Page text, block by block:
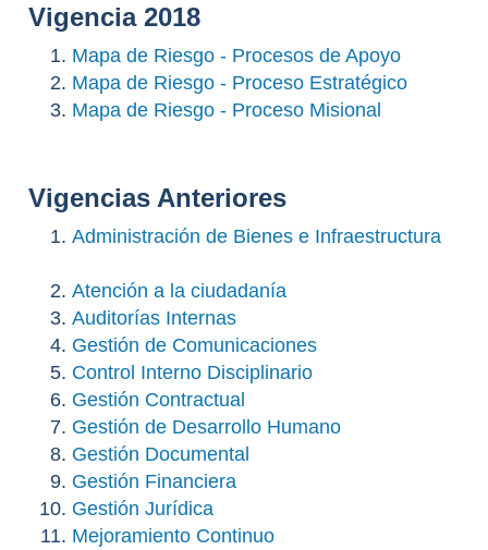
Vigencia 2018
Mapa de Riesgo - Procesos de Apoyo
Mapa de Riesgo - Proceso Estratégico
Mapa de Riesgo - Proceso Misional
Vigencias Anteriores
Administración de Bienes e Infraestructura
Atención a la ciudadanía
Auditorías Internas
Gestión de Comunicaciones
Control Interno Disciplinario
Gestión Contractual
Gestión de Desarrollo Humano
Gestión Documental
Gestión Financiera
Gestión Jurídica
Mejoramiento Continuo